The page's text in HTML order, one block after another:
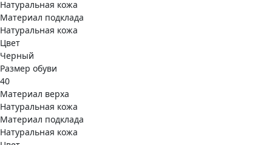
Натуральная кожа
Материал подклада
Натуральная кожа
Цвет
Черный
Размер обуви
40
Материал верха
Натуральная кожа
Материал подклада
Натуральная кожа